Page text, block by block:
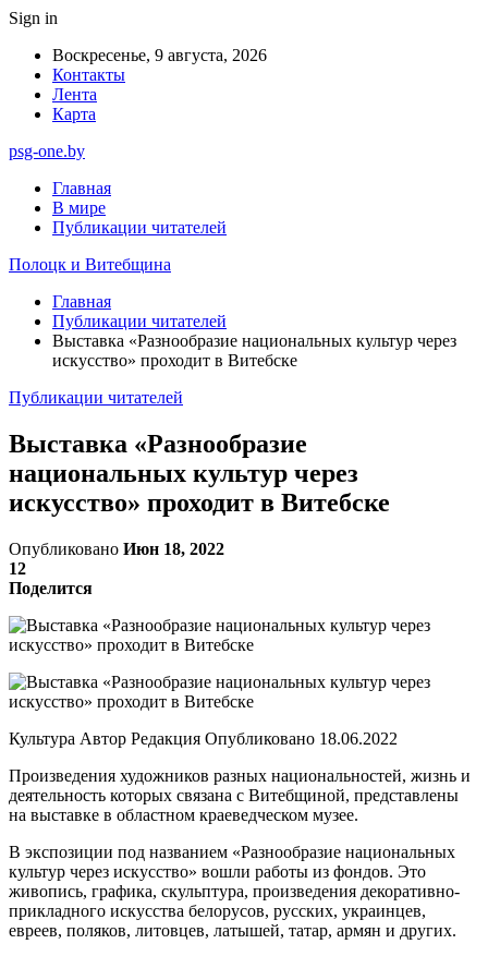
Sign in
Воскресенье, 9 августа, 2026
Контакты
Лента
Карта
psg-one.by
Главная
В мире
Публикации читателей
Полоцк и Витебщина
Главная
Публикации читателей
Выставка «Разнообразие национальных культур через
искусство» проходит в Витебске
Публикации читателей
Выставка «Разнообразие
национальных культур через
искусство» проходит в Витебске
Опубликовано Июн 18, 2022
12
Поделится
Культура Автор Редакция Опубликовано 18.06.2022
Произведения художников разных национальностей, жизнь и
деятельность которых связана с Витебщиной, представлены
на выставке в областном краеведческом музее.
В экспозиции под названием «Разнообразие национальных
культур через искусство» вошли работы из фондов. Это
живопись, графика, скульптура, произведения декоративно-
прикладного искусства белорусов, русских, украинцев,
евреев, поляков, литовцев, латышей, татар, армян и других.